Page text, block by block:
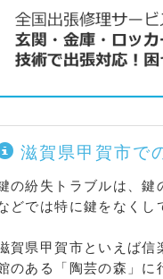
滋賀県甲賀市で
の紛失トラブルは、鍵
どでは特に鍵をなくし
賀県甲賀市といえば信
のある「陶芸の森」に